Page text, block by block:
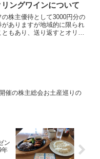
リングワインについて
の株主優待として3000円分の
がありますが地域的に限られ
もあり、送り返すとオリジ
催の株主総会お土産巡りの
ン
年